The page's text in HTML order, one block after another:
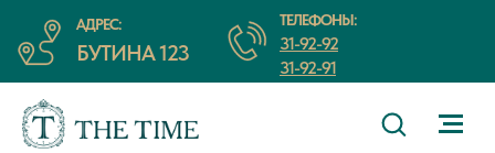
АДРЕС:
БУТИНА 123
ТЕЛЕФОНЫ:
31-92-92
31-92-91